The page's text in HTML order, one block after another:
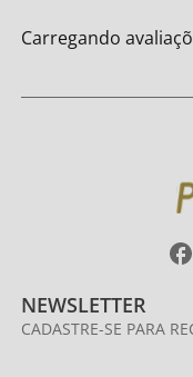
Carregando
NEWSLETTER
CADASTRE-SE PARA